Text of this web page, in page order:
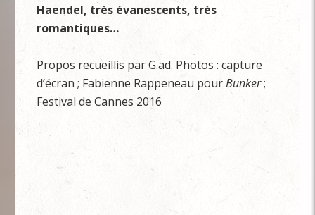
Haendel, très évanescents, très
romantiques…
Propos recueillis par G.ad. Photos : capture
d’écran ; Fabienne Rappeneau pourBunker;
Festival de Cannes 2016